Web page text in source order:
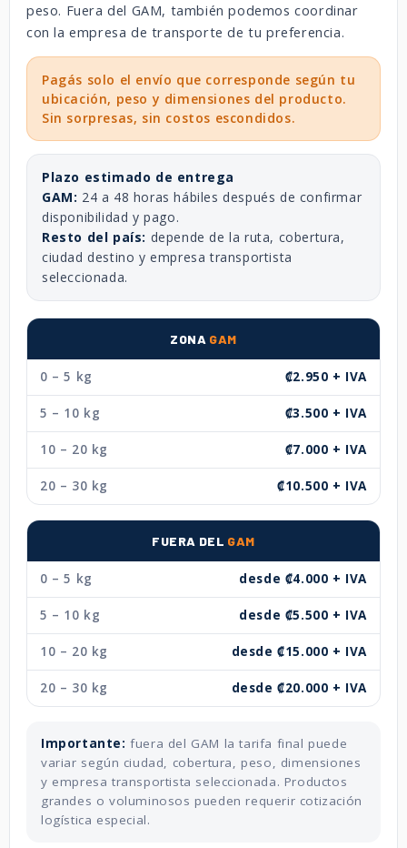
peso. Fuera del GAM, también podemos coordinar
con la empresa de transporte de tu preferencia.
Pagás solo el envío que corresponde según tu
ubicación, peso y dimensiones del producto.
Sin sorpresas, sin costos escondidos.
Plazo estimado de entrega
GAM: 24 a 48 horas hábiles después de confirmar
disponibilidad y pago.
Resto del país: depende de la ruta, cobertura,
ciudad destino y empresa transportista
seleccionada.
ZONA GAM
0 – 5 kg ₡2.950 + IVA
5 – 10 kg ₡3.500 + IVA
10 – 20 kg ₡7.000 + IVA
20 – 30 kg ₡10.500 + IVA
FUERA DEL GAM
0 – 5 kg desde ₡4.000 + IVA
5 – 10 kg desde ₡5.500 + IVA
10 – 20 kg desde ₡15.000 + IVA
20 – 30 kg desde ₡20.000 + IVA
Importante: fuera del GAM la tarifa final puede
variar según ciudad, cobertura, peso, dimensiones
y empresa transportista seleccionada. Productos
grandes o voluminosos pueden requerir cotización
logística especial.